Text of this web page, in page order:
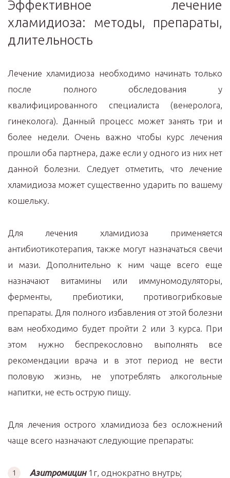
Эффективное лечение
хламидиоза: методы, препараты,
длительность
Лечение хламидиоза необходимо начинать только
после полного обследования у
квалифицированного специалиста (венеролога,
гинеколога). Данный процесс может занять три и
более недели. Очень важно чтобы курс лечения
прошли оба партнера, даже если у одного из них нет
данной болезни. Следует отметить, что лечение
хламидиоза может существенно ударить по вашему
кошельку.
Для лечения хламидиоза применяется
антибиотикотерапия, также могут назначаться свечи
и мази. Дополнительно к ним чаще всего еще
назначают витамины или иммуномодуляторы,
ферменты, пребиотики, противогрибковые
препараты. Для полного избавления от этой болезни
вам необходимо будет пройти 2 или 3 курса. При
этом нужно беспрекословно выполнять все
рекомендации врача и в этот период не вести
половую жизнь, не употреблять алкогольные
напитки, не есть острую пищу.
Для лечения острого хламидиоза без осложнений
чаще всего назначают следующие препараты:
Азитромицин1г, однократно внутрь;